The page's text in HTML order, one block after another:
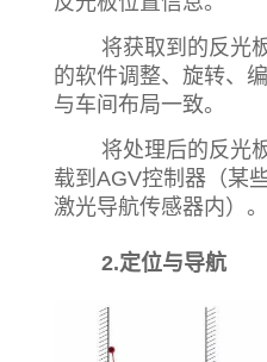
将获取到的反光板
的软件调整、旋转、
与车间布局一致。
将处理后的反光板
载到AGV控制器（某
激光导航传感器内）。
2.定位与导航